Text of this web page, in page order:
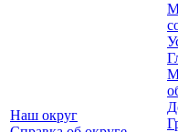
Наш округ